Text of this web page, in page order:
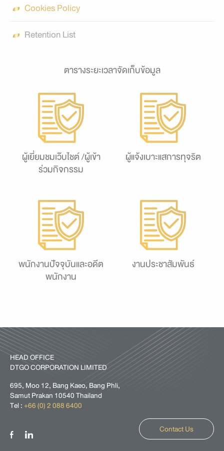
Cookies Policy
Retention List
ตารางระยะเวลาจัดเก็บข้อมูล
ผู้เยี่ยมชมเว๊บไชต์ /ผู้เข้า
ร่วมกิจกรรม
ผู้แจ้งเบาะแสการทุจริต
พนักงานปัจจุบันและอดีต
พนักงาน
งานประชาสัมพันธ์
HEAD OFFICE
DTGO CORPORATION LIMITED
695, Moo 12, Bang Kaeo, Bang Phli,
Samut Prakan 10540 Thailand
Tel :+66 (0) 2 088 6400
Contact Us